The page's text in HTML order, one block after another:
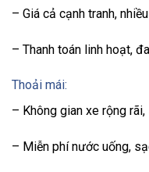
– Giá cả cạnh tranh,
– Thanh toán linh hoạt,
Thoải mái:
– Không gian xe rộng
– Miễn phí nước uống,